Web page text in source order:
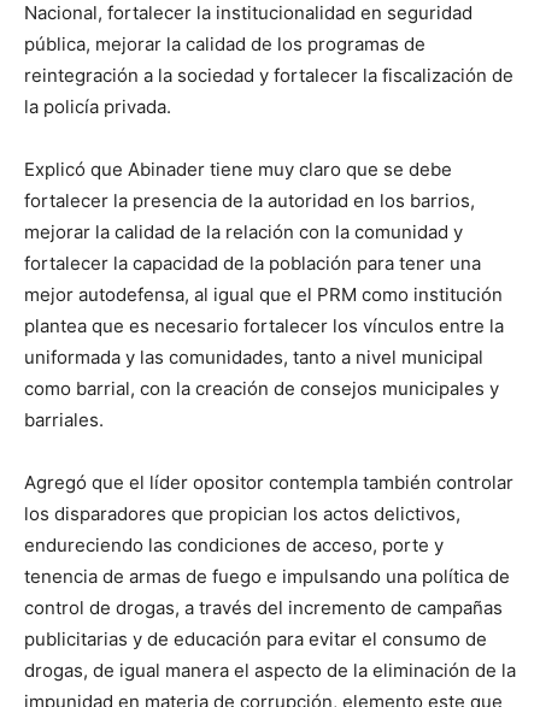
Nacional, fortalecer la institucionalidad en seguridad
pública, mejorar la calidad de los programas de
reintegración a la sociedad y fortalecer la fiscalización de
la policía privada.
Explicó que Abinader tiene muy claro que se debe
fortalecer la presencia de la autoridad en los barrios,
mejorar la calidad de la relación con la comunidad y
fortalecer la capacidad de la población para tener una
mejor autodefensa, al igual que el PRM como institución
plantea que es necesario fortalecer los vínculos entre la
uniformada y las comunidades, tanto a nivel municipal
como barrial, con la creación de consejos municipales y
barriales.
Agregó que el líder opositor contempla también controlar
los disparadores que propician los actos delictivos,
endureciendo las condiciones de acceso, porte y
tenencia de armas de fuego e impulsando una política de
control de drogas, a través del incremento de campañas
publicitarias y de educación para evitar el consumo de
drogas, de igual manera el aspecto de la eliminación de la
impunidad en materia de corrupción, elemento este que